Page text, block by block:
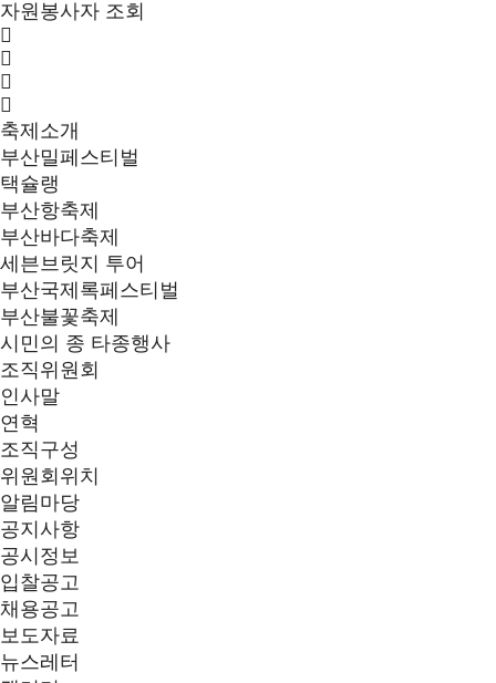
자원봉사자 조회
축제소개
부산밀페스티벌
택슐랭
부산항축제
부산바다축제
세븐브릿지 투어
부산국제록페스티벌
부산불꽃축제
시민의 종 타종행사
조직위원회
인사말
연혁
조직구성
위원회위치
알림마당
공지사항
공시정보
입찰공고
채용공고
보도자료
뉴스레터